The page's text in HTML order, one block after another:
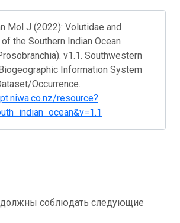
Mol J (2022): Volutidae and
the Southern Indian Ocean
v1.1. Southwestern
Information System
Occurrence.
resource?
должны соблюдать следующие